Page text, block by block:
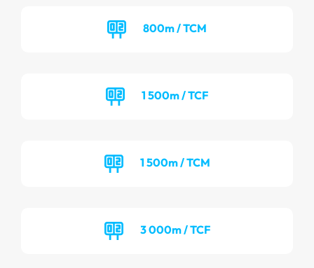
800m / TCM
1 500m / TCF
1 500m / TCM
3 000m / TCF